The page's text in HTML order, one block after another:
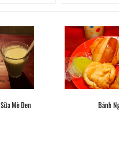
Sữa Mè Đen Bánh